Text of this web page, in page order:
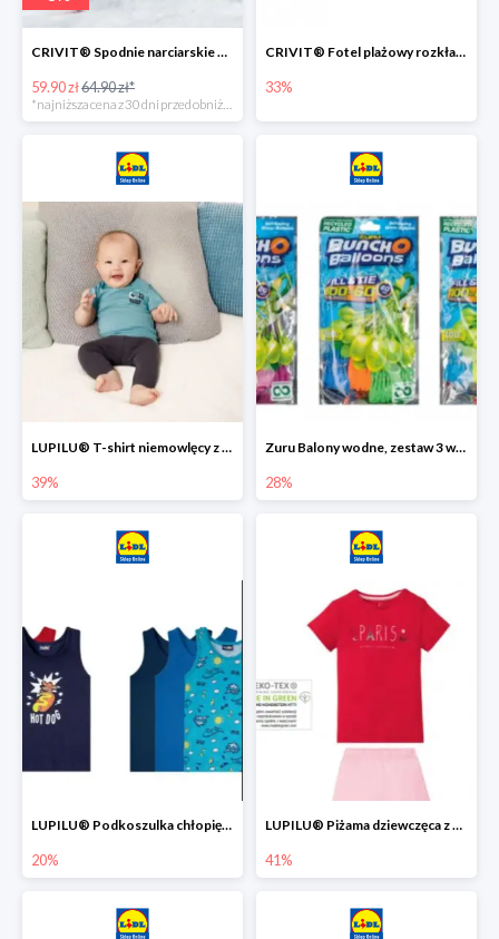
CRIVIT® Spodnie narciarskie dziewczęce
59.90 zł64.90 zł*
*najniższa cena z 30 dni przed obniżką
CRIVIT® Fotel plażowy rozkładany / Brodzik dziecięcy
33%
LUPILU® T-shirt niemowlęcy z biobawełny -39%
39%
Zuru Balony wodne, zestaw 3 wiązek -28%
28%
LUPILU® Podkoszulka chłopięca z bawełny -20%
20%
LUPILU® Piżama dziewczęca z bawełny -41%
41%